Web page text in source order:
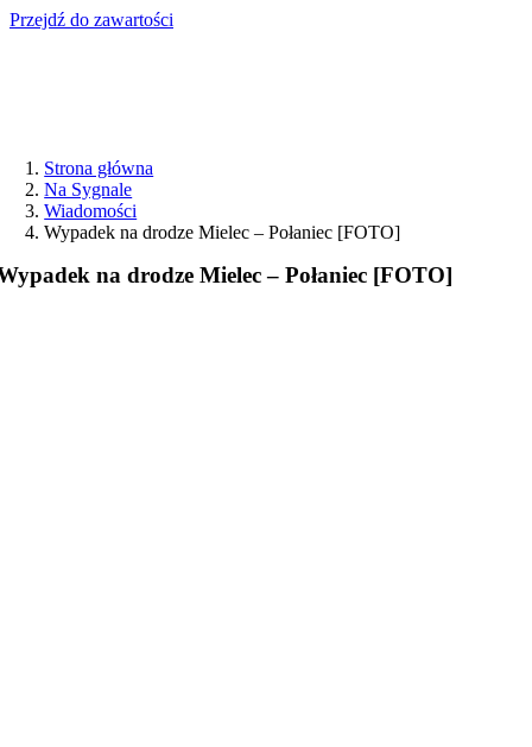
Przejdź do zawartości
Strona główna
Na Sygnale
Wiadomości
Wypadek na drodze Mielec – Połaniec [FOTO]
na drodze Mielec – Połaniec [FOTO]